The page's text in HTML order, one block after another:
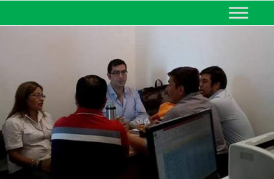
MINISTERIO DE EDUCACIÓN
DE CORRIENTES